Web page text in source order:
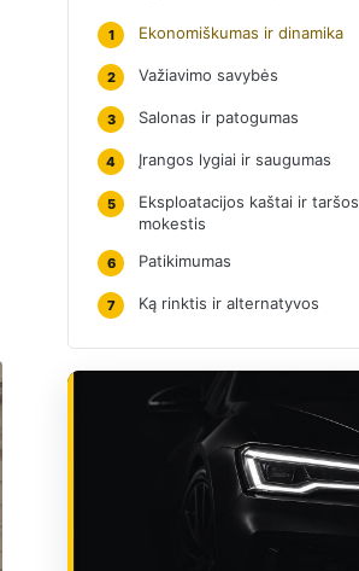
1 Ekonomiškumas ir dinamika
2 Važiavimo savybės
3 Salonas ir patogumas
4 Įrangos lygiai ir saugumas
5
Eksploatacijos kaštai ir taršos
mokestis
6 Patikimumas
7 Ką rinktis ir alternatyvos